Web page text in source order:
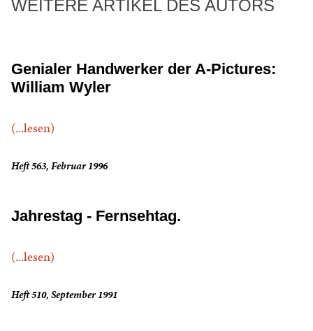
WEITERE ARTIKEL DES AUTORS
Genialer Handwerker der A-Pictures:
William Wyler
(...lesen)
Heft 563, Februar 1996
Jahrestag - Fernsehtag.
(...lesen)
Heft 510, September 1991